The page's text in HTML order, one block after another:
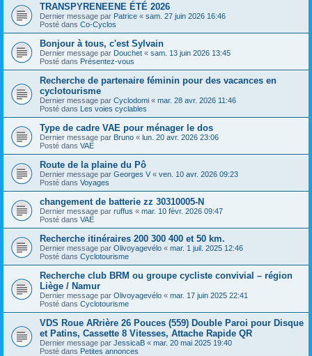
TRANSPYRENEENE ÉTÉ 2026
Dernier message par Patrice « sam. 27 juin 2026 16:46
Posté dans Co-Cyclos
Bonjour à tous, c'est Sylvain
Dernier message par Douchet « sam. 13 juin 2026 13:45
Posté dans Présentez-vous
Recherche de partenaire féminin pour des vacances en
cyclotourisme
Dernier message par Cyclodomi « mar. 28 avr. 2026 11:46
Posté dans Les voies cyclables
Type de cadre VAE pour ménager le dos
Dernier message par Bruno « lun. 20 avr. 2026 23:06
Posté dans VAE
Route de la plaine du Pô
Dernier message par Georges V « ven. 10 avr. 2026 09:23
Posté dans Voyages
changement de batterie zz 30310005-N
Dernier message par ruffus « mar. 10 févr. 2026 09:47
Posté dans VAE
Recherche itinéraires 200 300 400 et 50 km.
Dernier message par Olivoyagevélo « mar. 1 juil. 2025 12:46
Posté dans Cyclotourisme
Recherche club BRM ou groupe cycliste convivial – région
Liège / Namur
Dernier message par Olivoyagevélo « mar. 17 juin 2025 22:41
Posté dans Cyclotourisme
VDS Roue ARrière 26 Pouces (559) Double Paroi pour Disque
et Patins, Cassette 8 Vitesses, Attache Rapide QR
Dernier message par JessicaB « mar. 20 mai 2025 19:40
Posté dans Petites annonces